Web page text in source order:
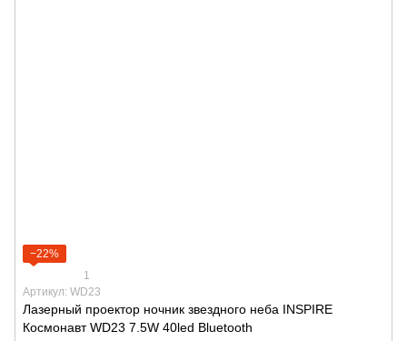
−22%
1
Артикул: WD23
Лазерный проектор ночник звездного неба INSPIRE
Космонавт WD23 7.5W 40led Bluetooth